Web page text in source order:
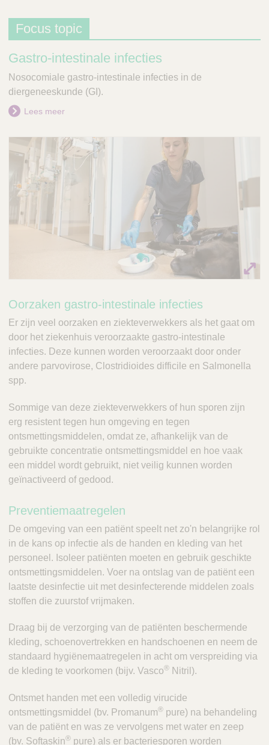
e
Focus topic
Gastro-intestinale infecties
Nosocomiale gastro-intestinale infecties in de
diergeneeskunde (GI).
Lees meer
Oorzaken gastro-intestinale infecties
Er zijn veel oorzaken en ziekteverwekkers als het gaat om
door het ziekenhuis veroorzaakte gastro-intestinale
infecties. Deze kunnen worden veroorzaakt door onder
andere parvovirose, Clostridioides difficile en Salmonella
spp.
Sommige van deze ziekteverwekkers of hun sporen zijn
erg resistent tegen hun omgeving en tegen
ontsmettingsmiddelen, omdat ze, afhankelijk van de
gebruikte concentratie ontsmettingsmiddel en hoe vaak
een middel wordt gebruikt, niet veilig kunnen worden
geïnactiveerd of gedood.
Preventiemaatregelen
De omgeving van een patiënt speelt net zo'n belangrijke rol
in de kans op infectie als de handen en kleding van het
personeel. Isoleer patiënten moeten en gebruik geschikte
ontsmettingsmiddelen. Voer na ontslag van de patiënt een
laatste desinfectie uit met desinfecterende middelen zoals
stoffen die zuurstof vrijmaken.
Draag bij de verzorging van de patiënten beschermende
kleding, schoenovertrekken en handschoenen en neem de
standaard hygiënemaatregelen in acht om verspreiding via
de kleding te voorkomen (bijv. Vasco® Nitril).
Ontsmet handen met een volledig virucide
ontsmettingsmiddel (bv. Promanum® pure) na behandeling
van de patiënt en was ze vervolgens met water en zeep
(bv. Softaskin® pure) als er bacteriesporen worden